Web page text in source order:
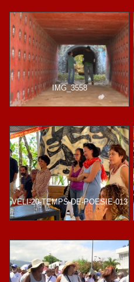
IMG_3558
VELI-20-TEMPS-DE-POESIE-013